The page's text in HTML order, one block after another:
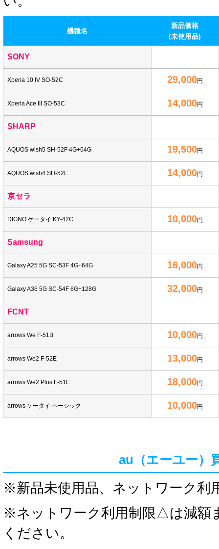
機種名
新品価格
(未使用品)
SONY
Xperia 10 IV SO-52C 29,000円
Xperia Ace III SO-53C 14,000円
SHARP
AQUOS wish5 SH-52F 4G+64G 19,500円
AQUOS wish4 SH-52E 14,000円
京セラ
DIGNO ケータイ KY-42C 10,000円
Samsung
Galaxy A25 5G SC-53F 4G+64G 16,000円
Galaxy A36 5G SC-54F 6G+128G 32,000円
FCNT
arrows We F-51B 10,000円
arrows We2 F-52E 13,000円
arrows We2 Plus F-51E 18,000円
arrows ケータイ ベーシック 10,000円
au（エーユー）
※新品未使用品、ネットワーク利
※ネットワーク利用制限△は減額
ください。